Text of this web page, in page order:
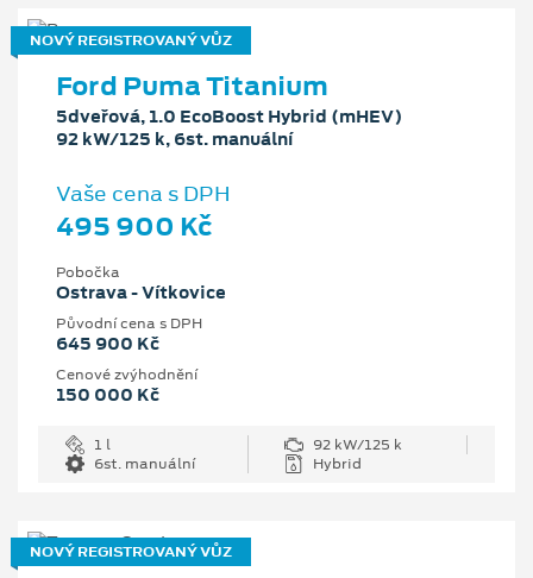
NOVÝ REGISTROVANÝ VŮZ
Ford Puma Titanium
5dveřová, 1.0 EcoBoost Hybrid (mHEV)
92 kW/125 k, 6st. manuální
Vaše cena s DPH
495 900 Kč
Pobočka
Ostrava - Vítkovice
Původní cena s DPH
645 900 Kč
Cenové zvýhodnění
150 000 Kč
1 l
92 kW/125 k
6st. manuální
Hybrid
NOVÝ REGISTROVANÝ VŮZ